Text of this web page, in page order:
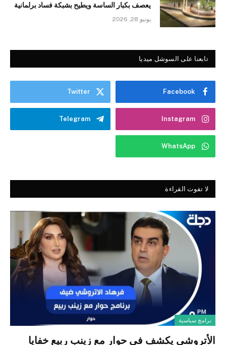
يعصف بكبار الساسة ويطيح بشبكة فساد برلمانية
يونيو 28, 2026
تابعنا على السوشل ميديا
Facebook
Twitter
Instagram
Telegram
WhatsApp
لا تفوت القراءة
برامج سياسية
الأتروشي يكشف في حوار مع زينب ربيع خفايا